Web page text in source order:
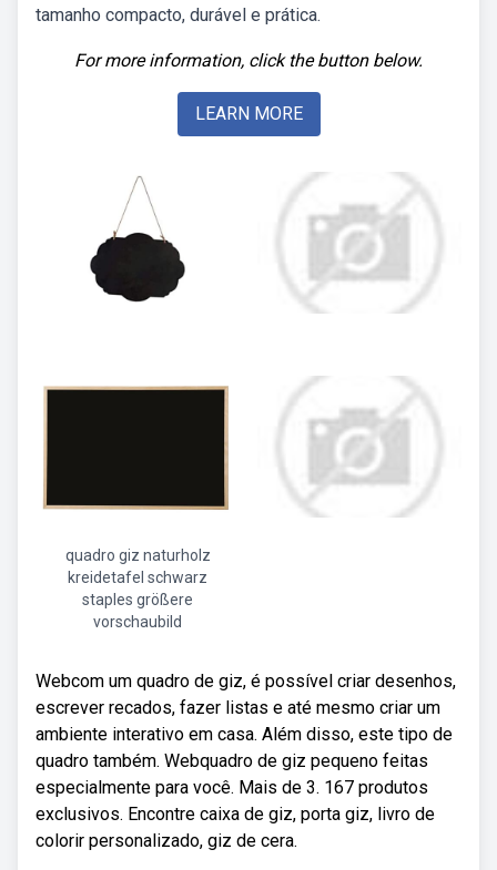
tamanho compacto, durável e prática.
For more information, click the button below.
LEARN MORE
quadro giz naturholz
kreidetafel schwarz
staples größere
vorschaubild
Webcom um quadro de giz, é possível criar desenhos,
escrever recados, fazer listas e até mesmo criar um
ambiente interativo em casa. Além disso, este tipo de
quadro também. Webquadro de giz pequeno feitas
especialmente para você. Mais de 3. 167 produtos
exclusivos. Encontre caixa de giz, porta giz, livro de
colorir personalizado, giz de cera.